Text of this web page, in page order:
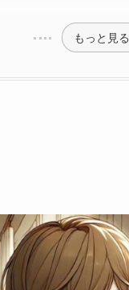
もっと見る